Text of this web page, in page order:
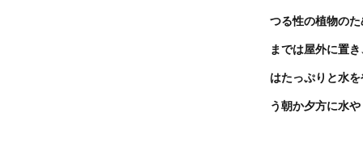
つる性の植物の
までは屋外に置
はたっぷりと水
う朝か夕方に水